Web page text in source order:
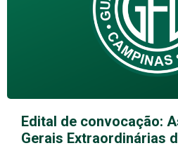
Edital de convocação:
Gerais Extraordinárias